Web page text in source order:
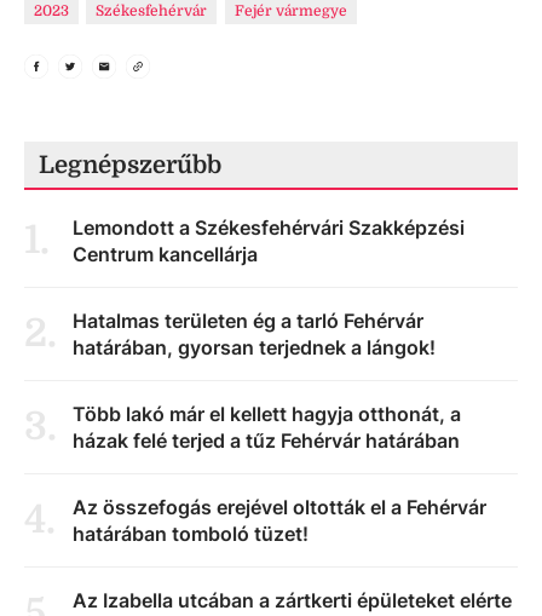
2023 Székesfehérvár Fejér vármegye
Legnépszerűbb
1.
Lemondott a Székesfehérvári Szakképzési
Centrum kancellárja
2.
Hatalmas területen ég a tarló Fehérvár
határában, gyorsan terjednek a lángok!
3.
Több lakó már el kellett hagyja otthonát, a
házak felé terjed a tűz Fehérvár határában
4.
Az összefogás erejével oltották el a Fehérvár
határában tomboló tüzet!
Az Izabella utcában a zártkerti épületeket elérte